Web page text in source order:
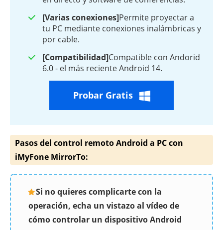
[Varias conexiones]Permite proyectar a
tu PC mediante conexiones inalámbricas y
por cable.
[Compatibilidad]Compatible con Andorid
6.0 - el más reciente Android 14.
Probar Gratis
Pasos del control remoto Android a PC con
iMyFone MirrorTo:
Si no quieres complicarte con la
operación, echa un vistazo al vídeo de
cómo controlar un dispositivo Android